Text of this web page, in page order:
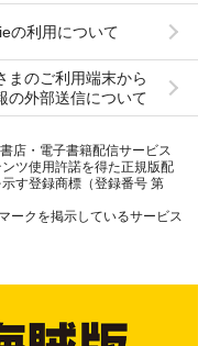
の利用について
まのご利用端末から
の外部送信について
店・電子書籍配信サービス
ツ使用許諾を得た正規版配
す登録商標（登録番号 第
ークを掲示しているサービス